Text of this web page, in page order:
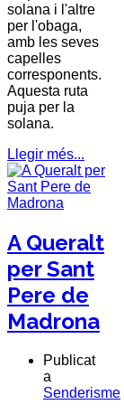
solana i l'altre
per l'obaga,
amb les seves
capelles
corresponents.
Aquesta ruta
puja per la
solana.
Llegir més...
A Queralt
per Sant
Pere de
Madrona
Publicat
a
Senderisme